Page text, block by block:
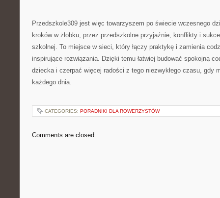
Przedszkole309 jest więc towarzyszem po świecie wczesnego
kroków w żłobku, przez przedszkolne przyjaźnie, konflikty i
szkolnej. To miejsce w sieci, który łączy praktykę i zamienia
inspirujące rozwiązania. Dzięki temu łatwiej budować spokojną
dziecka i czerpać więcej radości z tego niezwykłego czasu, gdy
każdego dnia.
CATEGORIES: PORADNIKI DLA ROWERZYSTÓW
Comments are closed.